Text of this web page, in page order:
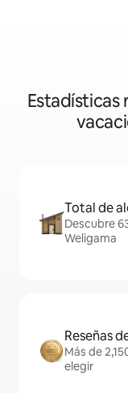
Estadísticas
Total de
Descubre
Weligama
Reseñas
Más de
elegir